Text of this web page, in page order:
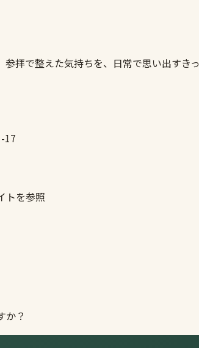
拝で整えた気持ちを、日常で思い出すき
17
トを参照
か？